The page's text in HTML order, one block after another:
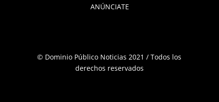
ANÚNCIATE
© Dominio Público Noticias 2021 / Todos los
derechos reservados